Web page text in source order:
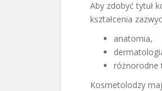
Aby zdobyć tytuł
kształcenia
anatomia,
różnorodne
Kosmetolodzy